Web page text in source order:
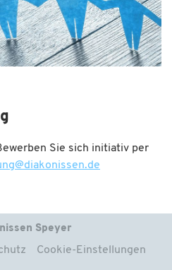
Sie sich initiativ per
@diakonissen.de
Speyer
Cookie-Einstellungen